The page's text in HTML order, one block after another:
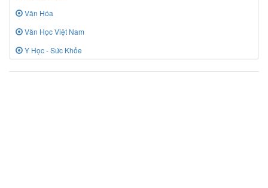
Văn Hóa
Văn Học Việt Nam
Y Học - Sức Khỏe